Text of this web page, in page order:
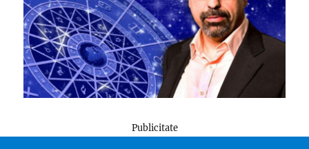
Publicitate